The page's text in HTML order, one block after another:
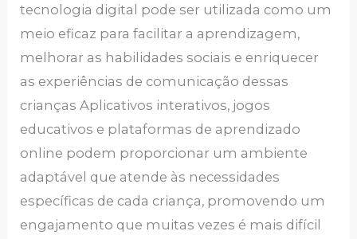
tecnologia digital pode ser utilizada como um
meio eficaz para facilitar a aprendizagem,
melhorar as habilidades sociais e enriquecer
as experiências de comunicação dessas
crianças Aplicativos interativos, jogos
educativos e plataformas de aprendizado
online podem proporcionar um ambiente
adaptável que atende às necessidades
específicas de cada criança, promovendo um
engajamento que muitas vezes é mais difícil